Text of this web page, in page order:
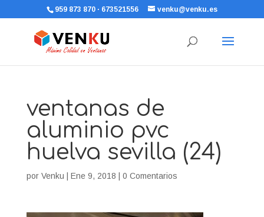
959 873 870 · 673521556 venku@venku.es
ventanas de
aluminio pvc
huelva sevilla (24)
por Venku Ene 9, 2018 0 Comentarios